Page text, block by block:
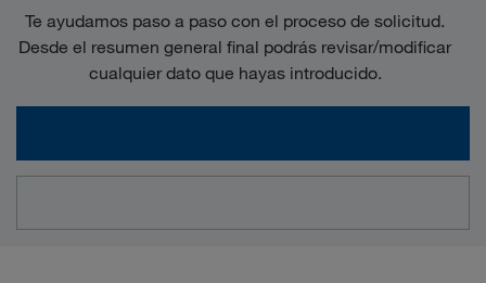
Te ayudamos paso a paso con el proceso de solicitud.
Desde el resumen general final podrás revisar/modificar
cualquier dato que hayas introducido.